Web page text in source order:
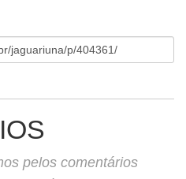
pelos comentários